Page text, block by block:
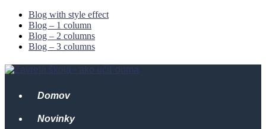
Blog with style effect
Blog – 1 column
Blog – 2 columns
Blog – 3 columns
Domov
Novinky